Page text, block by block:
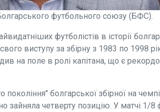
футбольного союзу (БФС).
футболістів в історії
виступу за збірну з 1983 по 1998
на поле в ролі капітана, що є
болгарської збірної на
зайняла четверту позицію. У матчі 1/8